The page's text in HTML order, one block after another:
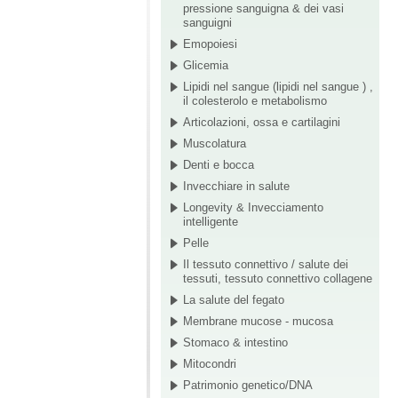
pressione sanguigna & dei vasi
sanguigni
Emopoiesi
Glicemia
Lipidi nel sangue (lipidi nel sangue ) ,
il colesterolo e metabolismo
Articolazioni, ossa e cartilagini
Muscolatura
Denti e bocca
Invecchiare in salute
Longevity & Invecciamento
intelligente
Pelle
Il tessuto connettivo / salute dei
tessuti, tessuto connettivo collagene
La salute del fegato
Membrane mucose - mucosa
Stomaco & intestino
Mitocondri
Patrimonio genetico/DNA